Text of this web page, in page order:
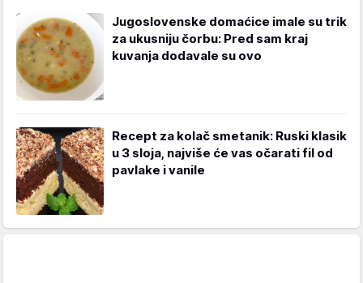
Jugoslovenske domaćice imale su trik
za ukusniju čorbu: Pred sam kraj
kuvanja dodavale su ovo
Recept za kolač smetanik: Ruski klasik
u 3 sloja, najviše će vas očarati fil od
pavlake i vanile